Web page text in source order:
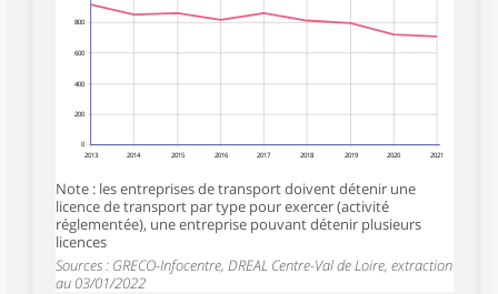
0
200
400
600
800
2013 2014 2015 2016 2017 2018 2019 2020 2021
Note : les entreprises de transport doivent détenir une
licence de transport par type pour exercer (activité
réglementée), une entreprise pouvant détenir plusieurs
licences
Sources : GRECO-Infocentre, DREAL Centre-Val de Loire, extraction
au 03/01/2022